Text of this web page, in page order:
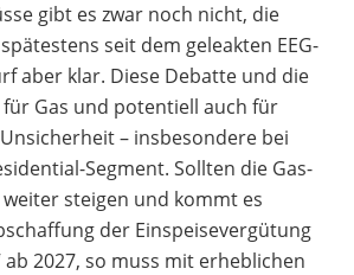
gibt es zwar noch nicht, die
seit dem geleakten EEG-
aber klar. Diese Debatte und die
Gas und potentiell auch für
– insbesondere bei
Segment. Sollten die Gas-
steigen und kommt es
der Einspeisevergütung
2027, so muss mit erheblichen